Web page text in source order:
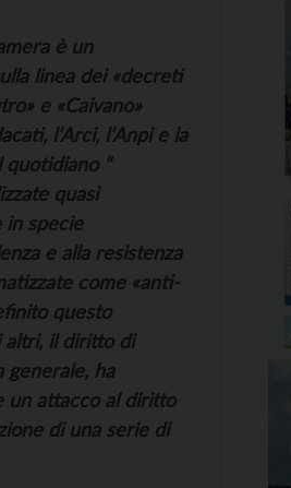
è un
linea dei «decreti
e «Caivano»
l’Arci, l’Anpi e la
“
quasi
in specie
e alla resistenza
come «anti-
questo
altri, il diritto di
generale, ha
un attacco al diritto
di una serie di